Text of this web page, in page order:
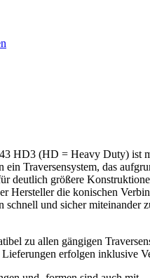
HD3 (HD = Heavy Duty) ist
Traversensystem, das
deutlich größere
Hersteller die konischen
und sicher miteinander
zu allen gängigen
erfolgen inklusive